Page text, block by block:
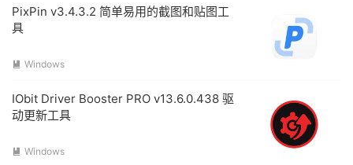
PixPin v3.4.3.2 简单易用的截图和贴图工
具
 Windows
IObit Driver Booster PRO v13.6.0.438 驱
动更新工具
 Windows